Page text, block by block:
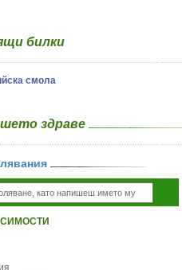
билки
смола
здраве